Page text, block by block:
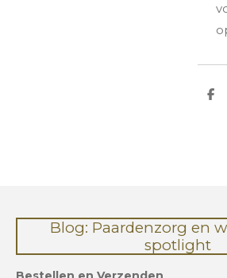
D
Blog: Paardenzorg en
spotlight